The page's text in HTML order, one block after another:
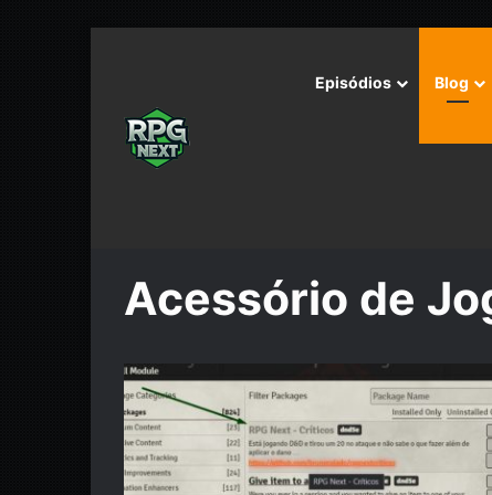
Episódios Blog
Acessório de